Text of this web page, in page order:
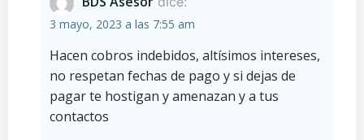
3 mayo, 2023 a las 7:55 am
Hacen cobros indebidos, altísimos intereses,
no respetan fechas de pago y si dejas de
pagar te hostigan y amenazan y a tus
contactos